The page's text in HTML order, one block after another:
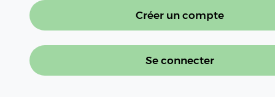
Créer un compte
Se connecter